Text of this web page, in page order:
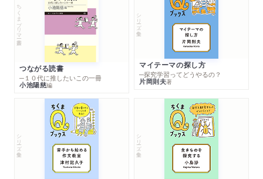
ちくまプリマー新書
つながる読書
─１０代に推したいこの一冊
小池陽慈編
シリーズ・全集
マイテーマの探し方
─探究学習ってどうやるの？
片岡則夫著
シリーズ・全集 シリーズ・全集